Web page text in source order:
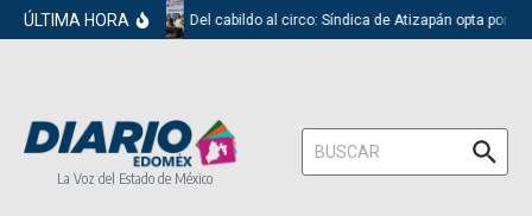
Saltar al contenido
ÚLTIMA HORA Del cabildo al circo: Síndica de Atizapán opta por
La Voz del Estado de México
Buscar: